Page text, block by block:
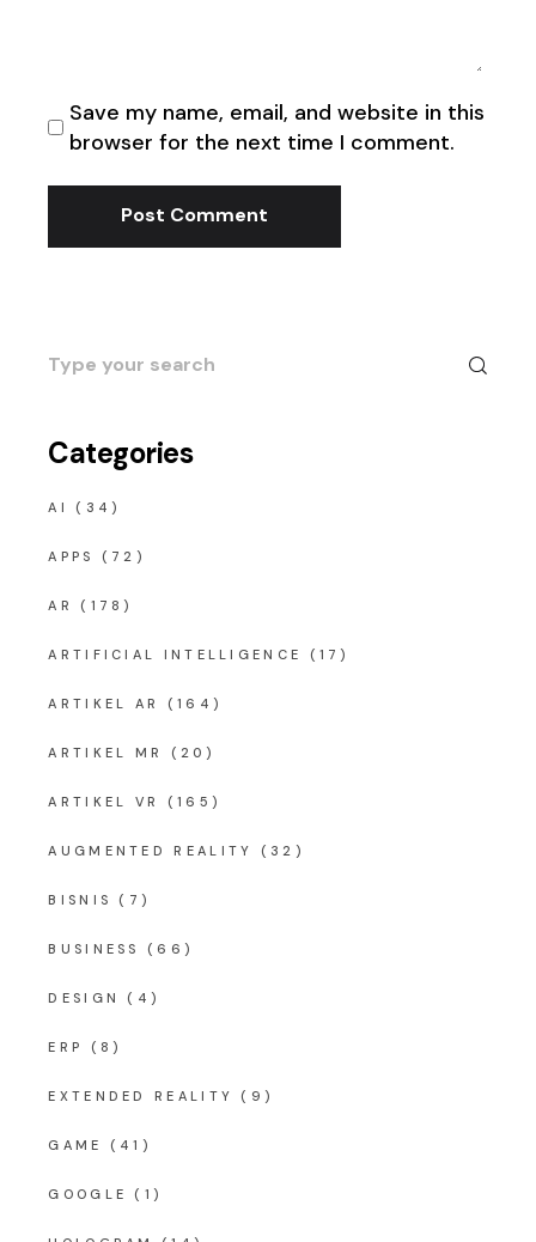
Save my name, email, and website in this
browser for the next time I comment.
Post Comment
Search
for:
Categories
AI (34)
APPS (72)
AR (178)
ARTIFICIAL INTELLIGENCE (17)
ARTIKEL AR (164)
ARTIKEL MR (20)
ARTIKEL VR (165)
AUGMENTED REALITY (32)
BISNIS (7)
BUSINESS (66)
DESIGN (4)
ERP (8)
EXTENDED REALITY (9)
GAME (41)
GOOGLE (1)